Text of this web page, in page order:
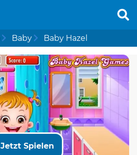
Baby Baby Hazel
Jetzt Spielen